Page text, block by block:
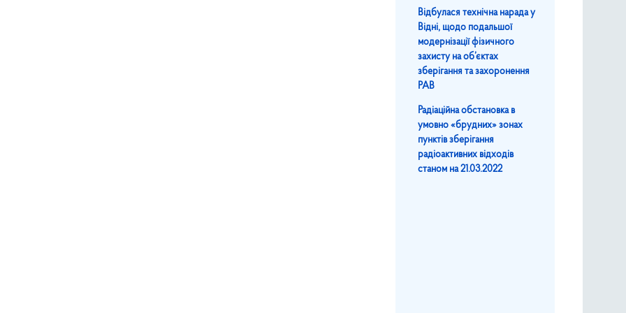
атмосфери внаслідок лісових пожеж в Зоні відчуження в період з 11 по 18 березня 2022 року
обстановка в умовно «брудних» зонах пунктів зберігання радіоактивних відходів станом на 19.03.2022
Відбулася технічна нарада у
Відні, щодо подальшої
модернізації фізичного
захисту на об’єктах
зберігання та захоронення
РАВ
Радіаційна обстановка в
умовно «брудних» зонах
пунктів зберігання
радіоактивних відходів
станом на 21.03.2022